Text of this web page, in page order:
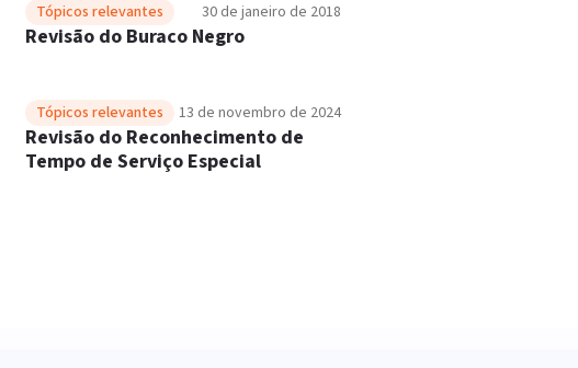
Tópicos relevantes 30 de janeiro de 2018
Revisão do Buraco Negro
Tópicos relevantes 13 de novembro de 2024
Revisão do Reconhecimento de
Tempo de Serviço Especial